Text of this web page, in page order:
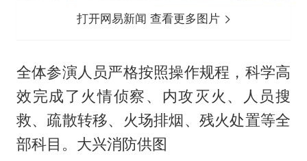
打开网易新闻 查看更多图片
全体参演人员严格按照操作规程，科学高
效完成了火情侦察、内攻灭火、人员搜
救、疏散转移、火场排烟、残火处置等全
部科目。大兴消防供图